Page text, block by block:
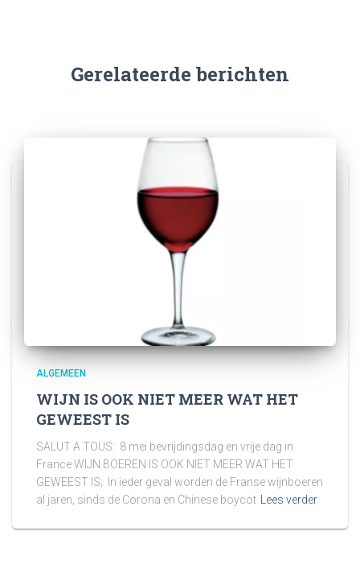
Gerelateerde berichten
ALGEMEEN
WIJN IS OOK NIET MEER WAT HET
GEWEEST IS
SALUT A TOUS: 8 mei bevrijdingsdag en vrije dag in
France WIJN BOEREN IS OOK NIET MEER WAT HET
GEWEEST IS; In ieder geval worden de Franse wijnboeren
al jaren, sinds de Corona en Chinese boycot
Lees verder